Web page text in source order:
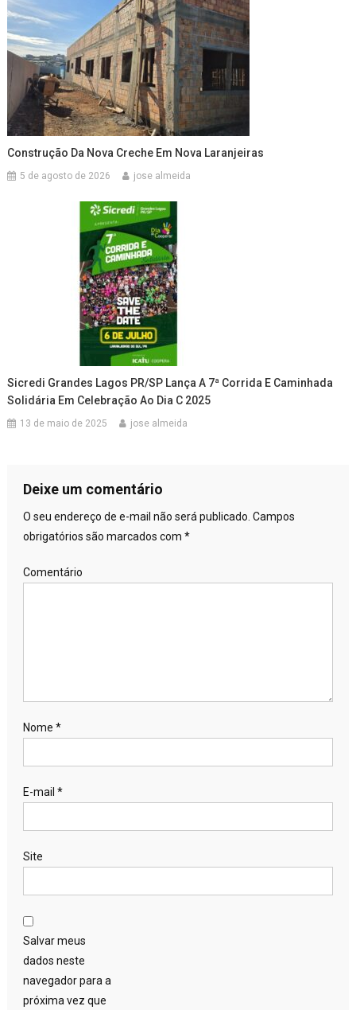
Construção Da Nova Creche Em Nova Laranjeiras
5 de agosto de 2026 jose almeida
Sicredi Grandes Lagos PR/SP Lança A 7ª Corrida E Caminhada
Solidária Em Celebração Ao Dia C 2025
13 de maio de 2025 jose almeida
Deixe um comentário
O seu endereço de e-mail não será publicado. Campos
obrigatórios são marcados com *
Comentário
Nome *
E-mail *
Site
Salvar meus
dados neste
navegador para a
próxima vez que